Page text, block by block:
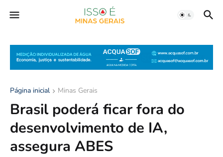
Página inicial Minas Gerais
Brasil poderá ficar fora do
desenvolvimento de IA,
assegura ABES